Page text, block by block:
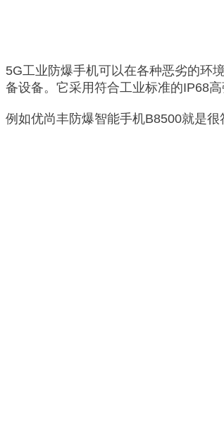
5G工业防爆手机可以在各种恶劣的环
备设备。它采用符合工业标准的IP68
例如优尚丰防爆智能手机B8500就是